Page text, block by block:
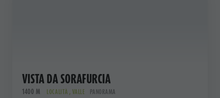
VISTA DA SORAFURCIA
1400 M LOCALITÀ , VALLE PANORAMA